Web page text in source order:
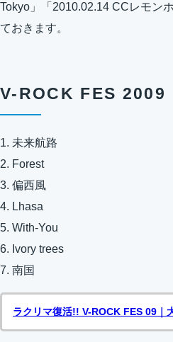
Tokyo」「2010.02.14 CCレモン
ておきます。
V-ROCK FES 2009
1. 未来航路
2. Forest
3. 偏西風
4. Lhasa
5. With-You
6. Ivory trees
7. 南国
ラクリマ復活!! V-ROCK FES 09｜